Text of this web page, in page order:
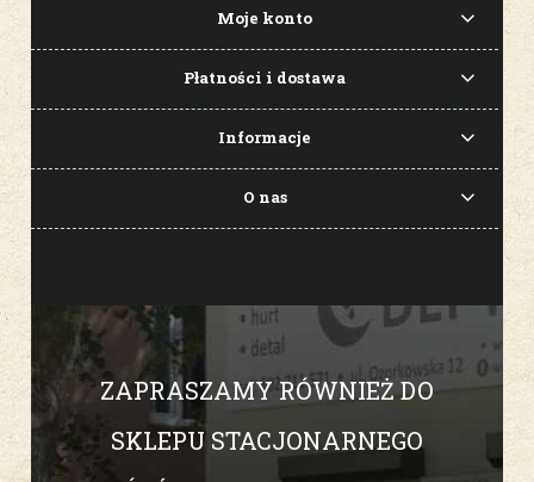
Moje konto
Płatności i dostawa
Informacje
O nas
ZAPRASZAMY RÓWNIEŻ DO
SKLEPU STACJONARNEGO